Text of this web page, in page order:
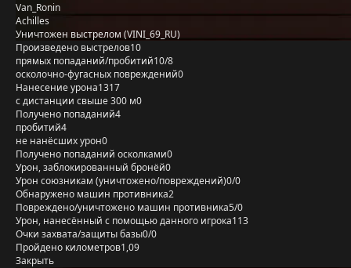
Van_Ronin
Achilles
Уничтожен выстрелом (VINI_69_RU)
Произведено выстрелов10
прямых попаданий/пробитий10/8
осколочно-фугасных повреждений0
Нанесение урона1317
с дистанции свыше 300 м0
Получено попаданий4
пробитий4
не нанёсших урон0
Получено попаданий осколками0
Урон, заблокированный бронёй0
Урон союзникам (уничтожено/повреждений)0/0
Обнаружено машин противника2
Повреждено/уничтожено машин противника5/0
Урон, нанесённый с помощью данного игрока113
Очки захвата/защиты базы0/0
Пройдено километров1,09
Закрыть